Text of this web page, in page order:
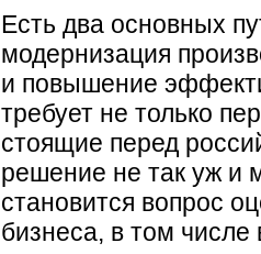
Есть два основных
модернизация
и повышение
требует не только
стоящие перед
решение не так уж и
становится вопрос
бизнеса, в том